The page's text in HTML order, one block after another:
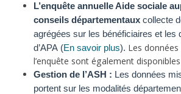
L’enquête annuelle Aide sociale
conseils départementaux collecte
agrégées sur les bénéficiaires et les
d’APA (En savoir plus). Les
l’enquête sont également
Gestion de l’ASH : Les données
portent sur les modalités